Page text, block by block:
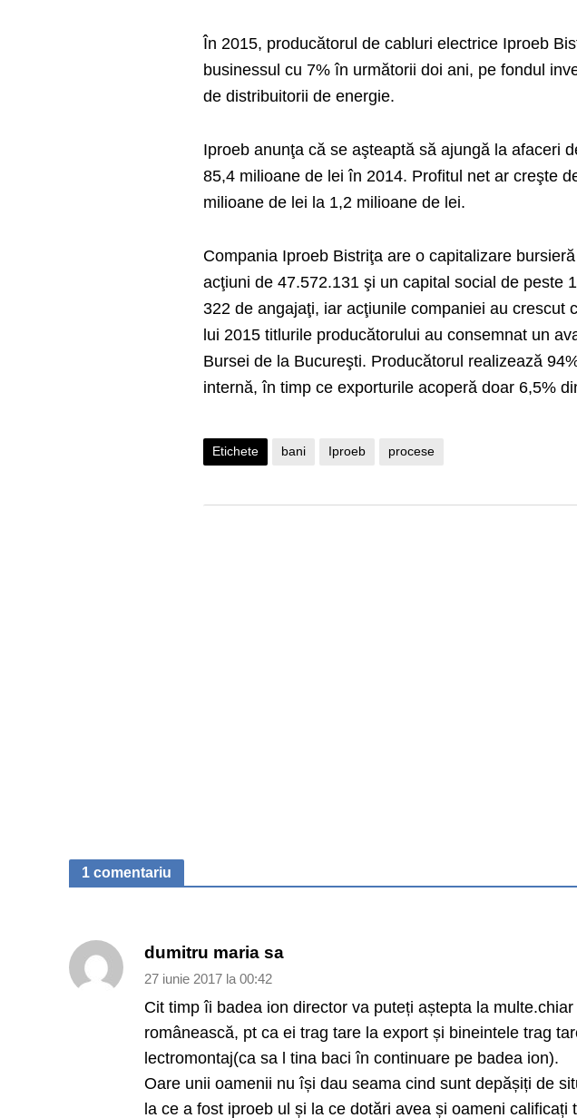
În 2015, producătorul de cabluri electrice Iproeb
businessul cu 7% în următorii doi ani, pe fondul
de distribuitorii de energie.
Iproeb anunţa că se aşteaptă să ajungă la afaceri
85,4 milioane de lei în 2014. Profitul net ar creşte
milioane de lei la 1,2 milioane de lei.
Compania Iproeb Bistriţa are o capitalizare
acţiuni de 47.572.131 şi un capital social de peste
322 de angajaţi, iar acţiunile companiei au crescut
lui 2015 titlurile producătorului au consemnat un
Bursei de la Bucureşti. Producătorul realizează
internă, în timp ce exporturile acoperă doar 6,5%
Etichete bani Iproeb procese
1 comentariu
dumitru maria sa
27 iunie 2017 la 00:42
Cit timp îi badea ion director va puteți aștepta la
românească, pt ca ei trag tare la export și bineintele trag
lectromontaj(ca sa l tina baci în continuare pe badea ion).
Oare unii oamenii nu își dau seama cind sunt depășiți de
la ce a fost iproeb ul și la ce dotări avea și oameni calificați